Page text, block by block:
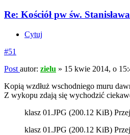
Re: Kościół pw św.
Cytuj
#51
Post autor: zielu » 15 kwie 2014, o
Kopią wzdłuż wschodniego muru
Z wykopu zdają się wychodzić
klasz 01.JPG (200.12 KiB)
klasz 01.JPG (200.12 KiB)